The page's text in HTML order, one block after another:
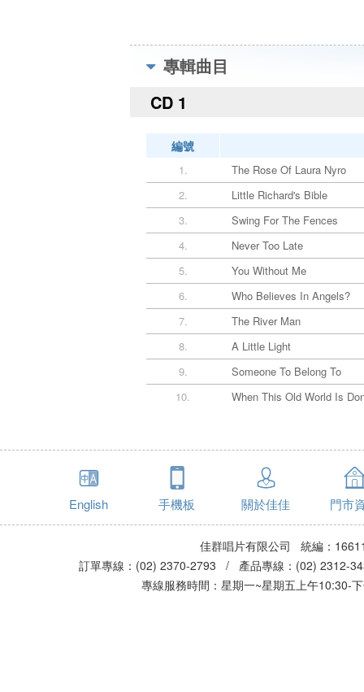
專輯曲目
CD 1
編號
1.
The Rose Of Laura Nyro
2.
Little Richard's Bible
3.
Swing For The Fences
4.
Never Too Late
5.
You Without Me
6.
Who Believes In Angels?
7.
The River Man
8.
A Little Light
9.
Someone To Belong To
10.
When This Old World Is
English 手機板 關於佳佳 門市
佳群唱片有限公司 統編：
訂單專線：(02) 2370-2793 / 產品專線：(02)
專線服務時間：星期一~星期五上午10:30-